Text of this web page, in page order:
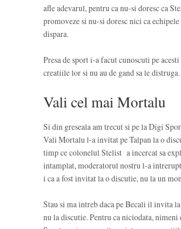
afle adevarul, pentru ca nu-si doresc ca
promoveze si nu-si doresc nici ca
dispara.
Presa de sport i-a facut cunoscuti pe
creatiile lor si nu au de gand sa le distruga.
Vali cel mai Mortalu
Si din greseala am trecut si pe la Digi
Vali Mortalu l-a invitat pe Talpan la o
timp ce colonelul Stelist a incercat sa
intamplat, moderatorul nostru l-a
i ca a fost invitat la o discutie, nu la un
Stau si ma intreb daca pe Becali il invita
nu la discutie. Pentru ca niciodata,